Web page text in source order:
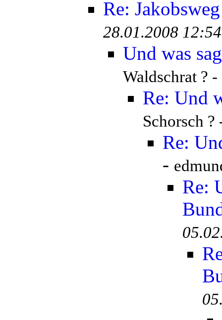
Re:
28.01.2008 12:54
Und was
Waldschrat ? -
Re: Und
Schorsch
Re:
-
Re: